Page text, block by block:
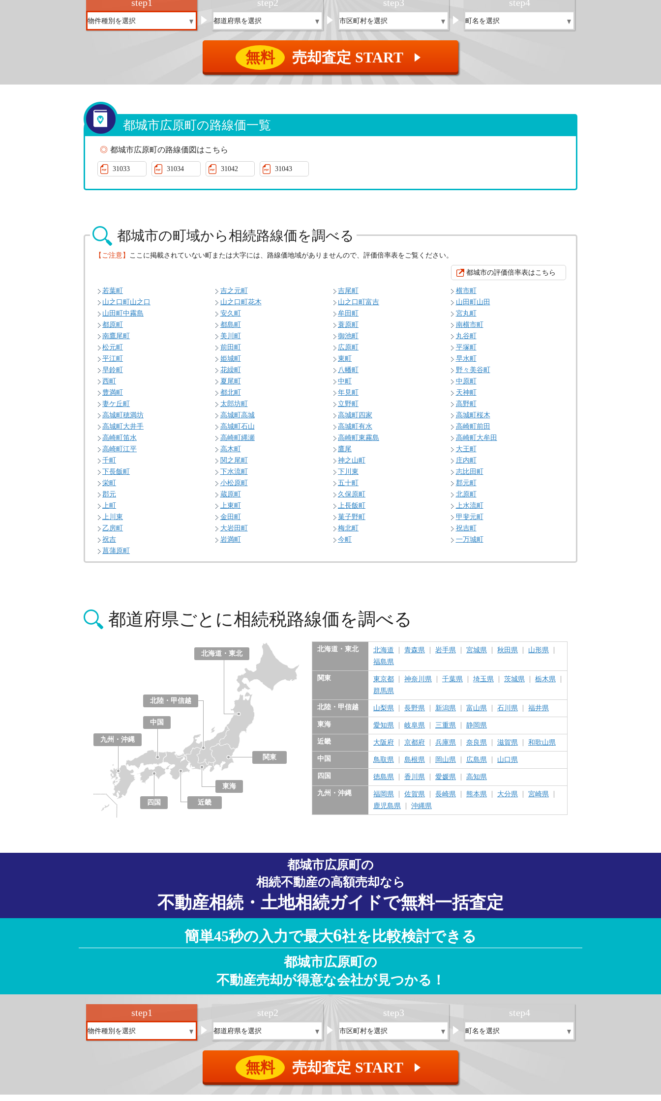
step1 step2 step3 step4
無料 売却査定 START ▲
都城市広原町の路線価一覧
都城市広原町の路線価図はこちら
31033 31034 31042 31043
都城市の町域から相続路線価を調べる
【ご注意】 ここに掲載されていない町または大字には、路線価地域がありませんので、評価倍率表をご覧ください。
都城市の評価倍率表はこちら
若葉町 吉之元町 吉尾町
横市町
山之口町山之口
山之口町花木 山之口町富吉
山田町山田
山田町中霧島
安久町 牟田町
宮丸町
都原町
都島町 蓑原町
南横市町
南鷹尾町
美川町 御池町
丸谷町
松元町
前田町 広原町
平塚町
平江町
姫城町 東町
早水町
早鈴町
花繰町 八幡町
野々美谷町
西町
夏尾町 中町
中原町
豊満町
都北町 年見町
天神町
妻ケ丘町
太郎坊町 立野町
高野町
高城町穂満坊
高城町高城 高城町四家
高城町桜木
高城町大井手
高城町石山 高城町有水
高崎町前田
高崎町笛水
高崎町縄瀬 高崎町東霧島
高崎町大牟田
高崎町江平
高木町 鷹尾
大王町
千町
関之尾町 神之山町
庄内町
下長飯町
下水流町 下川東
志比田町
栄町
小松原町 五十町
郡元町
郡元
蔵原町 久保原町
北原町
上町
上東町 上長飯町
上水流町
上川東
金田町 菓子野町
甲斐元町
乙房町
大岩田町 梅北町
祝吉町
祝吉
岩満町 今町
一万城町
菖蒲原町
都道府県ごとに相続税路線価を調べる
北海道・東北
関東
北陸・甲信越
東海
愛知県
岐阜県
三重県
静岡県
近畿
中国
四国
九州・沖縄
北海道・東北 北海道 青森県 岩手県 宮城県 秋田県
山形県
福島県
関東 東京都 神奈川県 千葉県 埼玉県 茨城県
栃木県
群馬県
北陸・甲信越 山梨県 長野県 新潟県 富山県 石川県 福井県
東海 愛知県 岐阜県 三重県 静岡県
近畿 大阪府 京都府 兵庫県 奈良県 滋賀県 和歌山県
中国 鳥取県 島根県 岡山県 広島県 山口県
四国 徳島県 香川県 愛媛県 高知県
九州・沖縄 福岡県 佐賀県 長崎県 熊本県 大分県
宮崎県
鹿児島県
沖縄県
都城市広原町の
相続不動産の高額売却なら
不動産相続・土地相続ガイドで無料一括査定
簡単45秒の入力で最大6社を比較検討できる
都城市広原町の
不動産売却が得意な会社が見つかる！
step1 step2 step3 step4
無料 売却査定 START ▲